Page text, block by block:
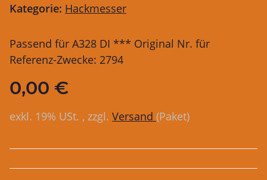
Kategorie: Hackmesser
Passend für A328 DI *** Original Nr. für
Referenz-Zwecke: 2794
0,00 €
exkl. 19% USt. , zzgl. Versand (Paket)